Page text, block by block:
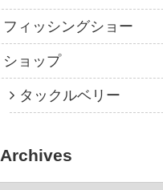
フィッシングショー
ショップ
タックルベリー
Archives